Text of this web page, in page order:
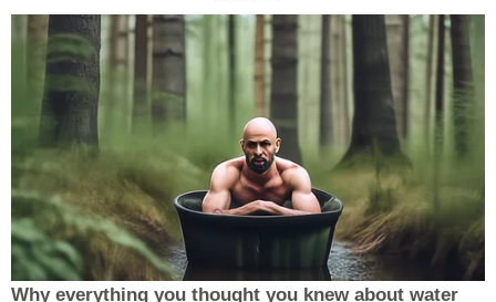
Why everything you thought you knew about water